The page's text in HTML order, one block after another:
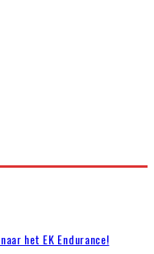
het EK Endurance!